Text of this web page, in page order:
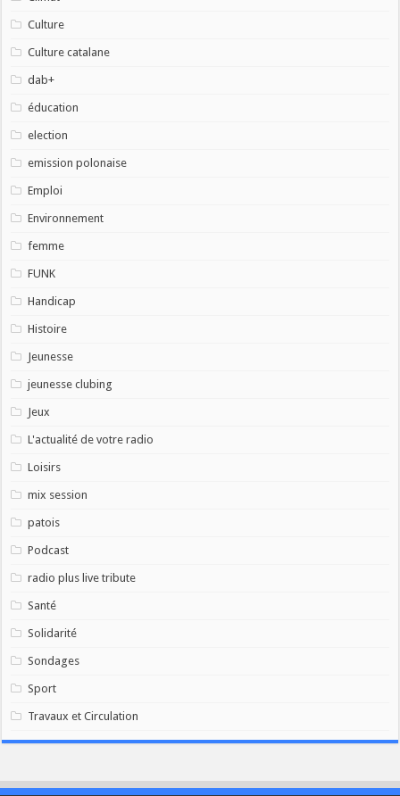
Culture
Culture catalane
dab+
éducation
election
emission polonaise
Emploi
Environnement
femme
FUNK
Handicap
Histoire
Jeunesse
jeunesse clubing
Jeux
L'actualité de votre radio
Loisirs
mix session
patois
Podcast
radio plus live tribute
Santé
Solidarité
Sondages
Sport
Travaux et Circulation